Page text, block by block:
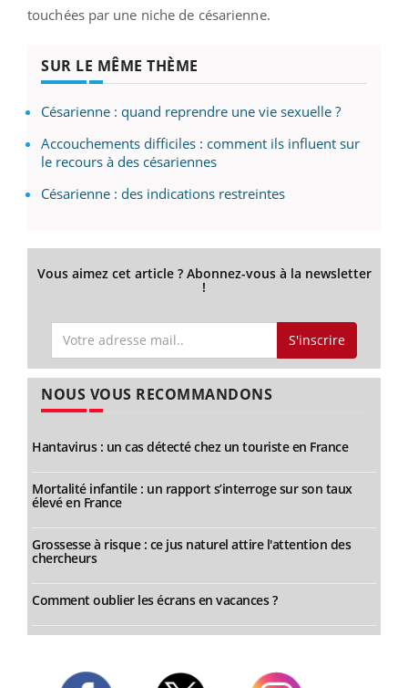
touchées par une niche de césarienne.
SUR LE MÊME THÈME
Césarienne : quand reprendre une vie sexuelle ?
Accouchements difficiles : comment ils influent sur
le recours à des césariennes
Césarienne : des indications restreintes
Vous aimez cet article ? Abonnez-vous à la newsletter
!
S'inscrire
NOUS VOUS RECOMMANDONS
Hantavirus : un cas détecté chez un touriste en France
Mortalité infantile : un rapport s’interroge sur son taux
élevé en France
Grossesse à risque : ce jus naturel attire l'attention des
chercheurs
Comment oublier les écrans en vacances ?